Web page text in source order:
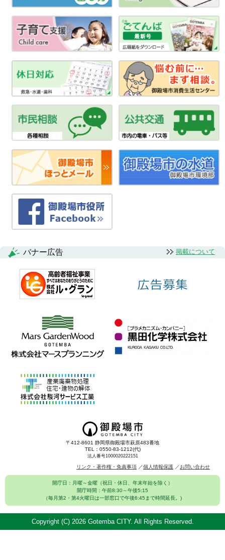
バナー広告 掲載について
〒412-8601 静岡県御殿場市萩原483番地
TEL：0550-83-1212(代)
法人番号1000020222151
リンク・著作権・免責事項 個人情報保護 お問い合わせ
開庁日：月曜～金曜（祝日・休日、年末年始を除く）
開庁時間：午前8:30～午後5:15
（毎月第2・第4火曜日は一部窓口で午後6:45まで時間延長。)
Copyright (C) 2026 Gotemba CITY. All Rights Reserved.